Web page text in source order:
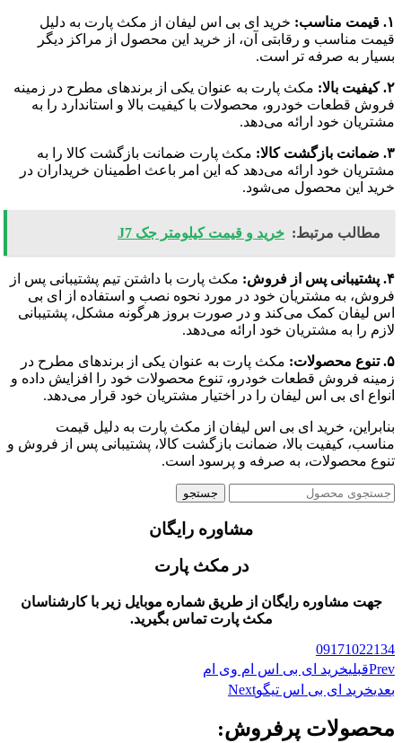
۱. قیمت مناسب:
خرید ای بی اس لیفان از مکث پارت به دلیل
قیمت مناسب و رقابتی آن، از خرید این محصول از مراکز دیگر
بسیار به صرفه تر است.
۲. کیفیت بالا:
مکث پارت به عنوان یکی از برندهای مطرح در زمینه
فروش قطعات خودرو، محصولات با کیفیت بالا و استاندارد را به
مشتریان خود ارائه می‌دهد.
۳. ضمانت بازگشت کالا:
مکث پارت ضمانت بازگشت کالا را به
مشتریان خود ارائه می‌دهد که این امر باعث اطمینان خریداران در
خرید این محصول می‌شود.
مطالب مرتبط: خرید و قیمت کیلومتر جک J7
۴. پشتیبانی پس از فروش:
مکث پارت با داشتن تیم پشتیبانی پس از
فروش، به مشتریان خود در مورد نحوه نصب و استفاده از ای بی
اس لیفان کمک می‌کند و در صورت بروز هرگونه مشکل، پشتیبانی
لازم را به مشتریان خود ارائه می‌دهد.
۵. تنوع محصولات:
مکث پارت به عنوان یکی از برندهای مطرح در
زمینه فروش قطعات خودرو، تنوع محصولات خود را افزایش داده و
انواع ای بی اس لیفان را در اختیار مشتریان خود قرار می‌دهد.
بنابراین، خرید ای بی اس لیفان از مکث پارت به دلیل قیمت
مناسب، کیفیت بالا، ضمانت بازگشت کالا، پشتیبانی پس از فروش و
تنوع محصولات، به صرفه و پرسود است.
جستجو
مشاوره رایگان
در مکث پارت
جهت مشاوره رایگان از طریق شماره موبایل زیر با کارشناسان
مکث پارت تماس بگیرید.
09171022134
Prevقبلیخرید ای بی اس ام وی ام
بعدیخرید ای بی اس تیگوNext
محصولات پرفروش: